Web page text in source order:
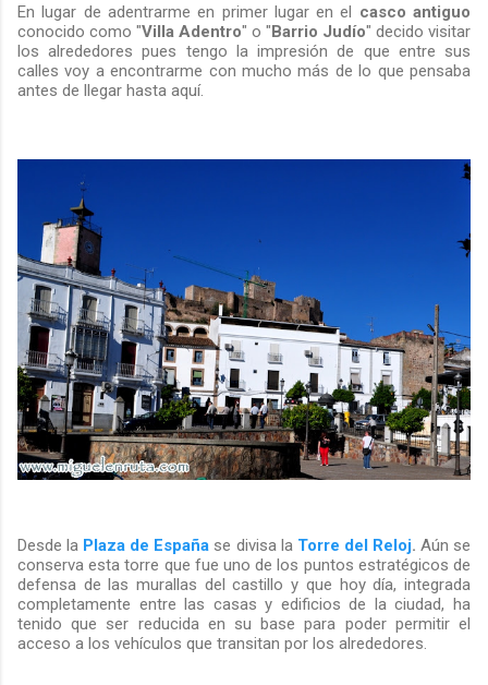
En lugar de adentrarme en primer lugar en el casco antiguo
conocido como "Villa Adentro" o "Barrio Judío" decido visitar
los alrededores pues tengo la impresión de que entre sus
calles voy a encontrarme con mucho más de lo que pensaba
antes de llegar hasta aquí.
Desde la Plaza de España se divisa la Torre del Reloj. Aún se
conserva esta torre que fue uno de los puntos estratégicos de
defensa de las murallas del castillo y que hoy día, integrada
completamente entre las casas y edificios de la ciudad, ha
tenido que ser reducida en su base para poder permitir el
acceso a los vehículos que transitan por los alrededores.